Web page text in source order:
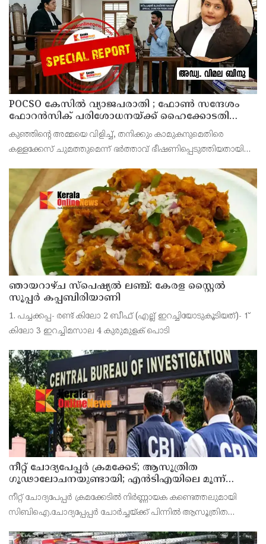
POCSO കേസിൽ വ്യാജപരാതി ; ഫോൺ സന്ദേശം
ഫോറൻസിക് പരിശോധനയ്ക്ക് ഹൈക്കോടതി
നിർദേശം; പ്രതിയെ വെറുതെവിട്ട് ആലുവ ഫാസ്റ്റ്
ട്രാക്ക് കോടതി
കുഞ്ഞിന്റെ അമ്മയെ വിളിച്ച്, തനിക്കും കാമുകനുമെതിരെ
കള്ളക്കേസ് ചുമത്തുമെന്ന് ഭർത്താവ് ഭീഷണിപ്പെടുത്തിയതായി
പരിശോധിച്ച് റിപ്പോർട്ട് കോടതിയിൽ സമർപ്പിക്കണമെന്
ഞായറാഴ്ച സ്പെഷ്യൽ ലഞ്ച്: കേരള സ്റ്റൈൽ
സൂപ്പർ കപ്പബിരിയാണി
1. പച്ചക്കപ്പ- രണ്ട് കിലോ 2 ബീഫ് (എല്ല് ഇറച്ചിയോടുകൂടിയത്)- 1്
കിലോ 3 ഇറച്ചിമസാല 4 കുരുമുളക് പൊടി
നീറ്റ് ചോദ്യപേപ്പര്‍ ക്രമക്കേട്; ആസൂത്രിത
ഗൂഢാലോചനയുണ്ടായി; എന്‍ടിഎയിലെ മൂന്ന്
സബ്ജക്ട് വിദഗ്ധര്‍ക്ക് പങ്കുണ്ടെന്ന നിർണായക
കണ്ടെത്തലുമായി സിബിഐ
നീറ്റ് ചോദ്യപേപ്പര്‍ ക്രമക്കേടിൽ നിർണ്ണായക കണ്ടെത്തലുമായി
സിബിഐ.ചോദ്യപ്പേപ്പർ ചോർച്ചയ്ക്ക് പിന്നില്‍ ആസൂത്രിത